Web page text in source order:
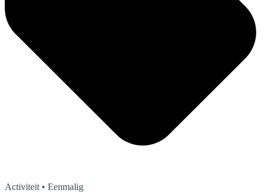
Activiteit • Eenmalig